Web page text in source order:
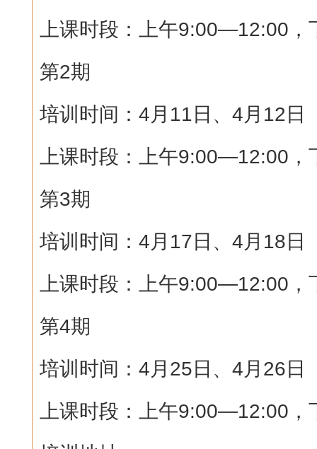
上课时段：上午9:00—12:00
第2期
培训时间：4月11日、4月12日
上课时段：上午9:00—12:00
第3期
培训时间：4月17日、4月18日
上课时段：上午9:00—12:00
第4期
培训时间：4月25日、4月26日
上课时段：上午9:00—12:00